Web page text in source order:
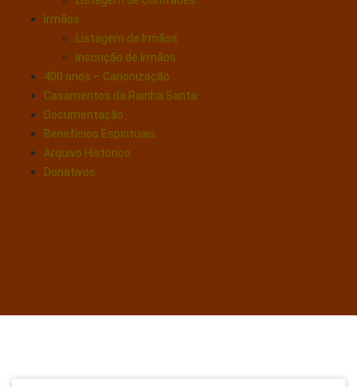
Irmãos
Listagem de Irmãos
Inscrição de Irmãos
400 anos – Canonização
Casamentos da Rainha Santa
Documentação
Benefícios Espirituais
Arquivo Histórico
Donativos